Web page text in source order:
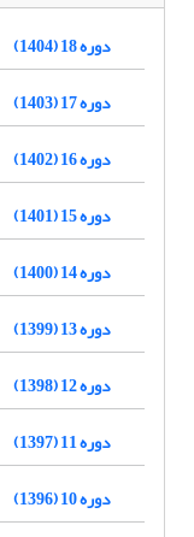
دوره 18 (1404)
دوره 17 (1403)
دوره 16 (1402)
دوره 15 (1401)
دوره 14 (1400)
دوره 13 (1399)
دوره 12 (1398)
دوره 11 (1397)
دوره 10 (1396)